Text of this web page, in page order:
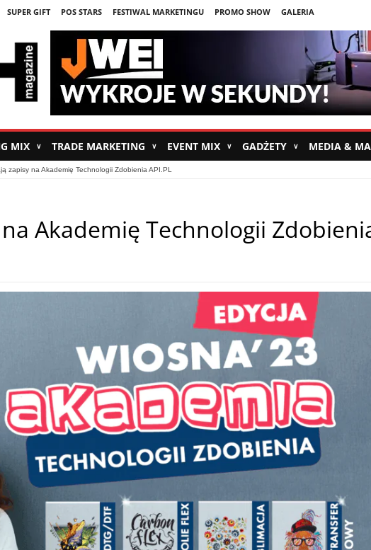
SUPER GIFT POS STARS FESTIWAL MARKETINGU PROMO SHOW GALERIA
MIX ∨ TRADE MARKETING ∨ EVENT MIX ∨ GADŻETY ∨ MEDIA &
zapisy na Akademię Technologii Zdobienia API.PL
Akademię Technologii